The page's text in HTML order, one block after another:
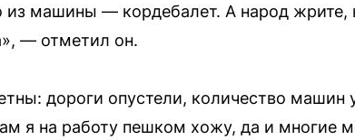
из машины — кордебалет. А народ жрите,
— отметил он.
дороги опустели, количество
я на работу пешком хожу, да и многие